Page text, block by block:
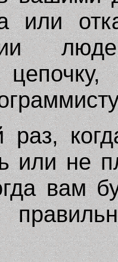
или
или не
вам